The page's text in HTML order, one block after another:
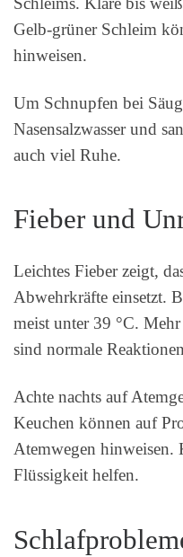
Gelb-grüner Schleim
hinweisen.
Um Schnupfen bei
Nasensalzwasser und
auch viel Ruhe.
Fieber und
Leichtes Fieber zeigt,
Abwehrkräfte einsetzt.
meist unter 39 °C.
sind normale
Achte nachts auf
Keuchen können auf
Atemwegen hinweisen.
Flüssigkeit helfen.